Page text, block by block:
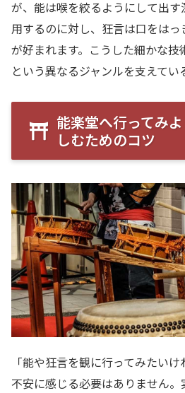
が、能は喉を絞るようにして出
用するのに対し、狂言は口をは
が好まれます。こうした細かな
という異なるジャンルを支えてい
能楽堂へ行ってみ
しむためのコツ
「能や狂言を観に行ってみたい
不安に感じる必要はありません